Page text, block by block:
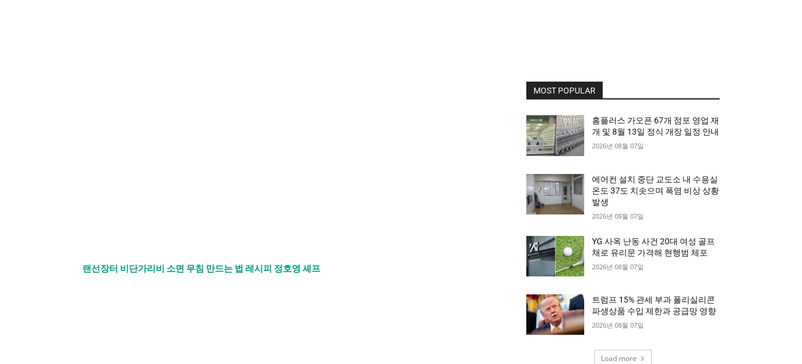
랜선장터 비단가리비 소면 무침 만드는 법 레시피 정호영 셰프
MOST POPULAR
홈플러스 가오픈 67개 점포 영업 재
개 및 8월 13일 정식 개장 일정 안내
2026년 08월 07일
에어컨 설치 중단 교도소 내 수용실
온도 37도 치솟으며 폭염 비상 상황
발생
2026년 08월 07일
YG 사옥 난동 사건 20대 여성 골프
채로 유리문 가격해 현행범 체포
2026년 08월 07일
트럼프 15% 관세 부과 폴리실리콘
파생상품 수입 제한과 공급망 영향
2026년 08월 07일
Load more